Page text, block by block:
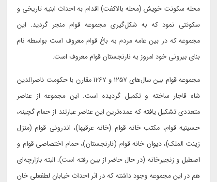
محله سکونت خویش (محله بالاکفت) اقدام به احداث ابنیه تاریخی و
سکونتی نمود که به شکل‌گیری مجموعه قوام منجر گردید. این
مجموعه که در بین عامه مردم به باغ قوام معروف است بواسطه نام
بنای بیرونی خود امروز به نارنجستان قوام معروف است.
مجموعه قوام بین سال‌های ۱۲۵۷ و ۱۲۶۷ مقارن با حکومت ناصرالدین
شاه قاجار ساخته و تکمیل گردیده است. این مجموعه از عناصر
متعددی تشکیل یافته که عمده‌ترین این عناصر عبارتند از حمام گچینه،
حسینیه قوام، مکتب خانه قوام (خانه عرقیها)، اندرونی قوام (منزل
زینت الملک)، دیوان خانه قوام (نارنجستان)، حمام اختصاصی قوام و
اصطبل و زنجیرخانه (در حال حاضر از بین رفته است). البته بازارچه‌ای
هم در این مجموعه وجود داشته که در اثر احداث خیابان لطفعلی خان